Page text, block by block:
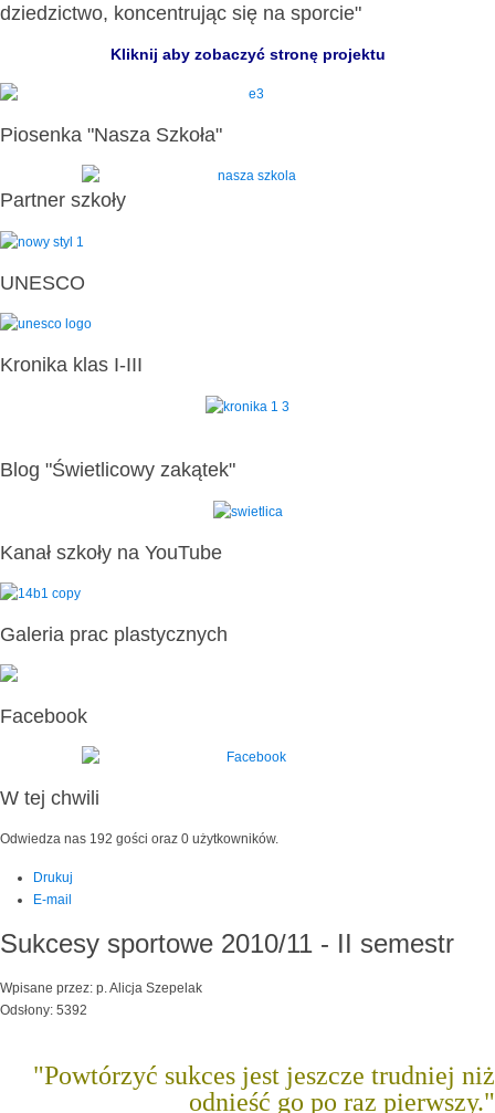
dziedzictwo, koncentrując się na sporcie"
Kliknij aby zobaczyć stronę projektu
Piosenka "Nasza Szkoła"
Partner szkoły
UNESCO
Kronika klas I-III
Blog "Świetlicowy zakątek"
Kanał szkoły na YouTube
Galeria prac plastycznych
Facebook
W tej chwili
Odwiedza nas 192 gości oraz 0 użytkowników.
Drukuj
E-mail
Sukcesy sportowe 2010/11 - II semestr
Wpisane przez: p. Alicja Szepelak
Odsłony: 5392
"Powtórzyć sukces jest jeszcze trudniej niż
odnieść go po raz pierwszy."